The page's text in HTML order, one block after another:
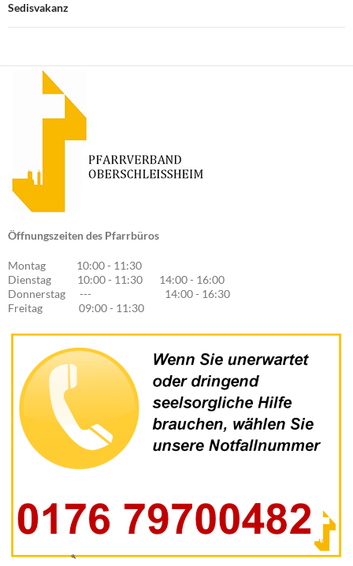
Sedisvakanz
Öffnungszeiten des Pfarrbüros
Montag 10:00 - 11:30
Dienstag 10:00 - 11:30 14:00 - 16:00
Donnerstag --- 14:00 - 16:30
Freitag 09:00 - 11:30